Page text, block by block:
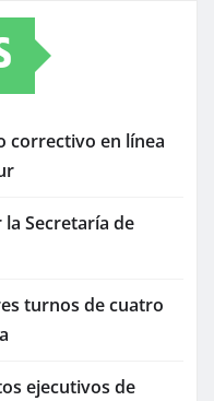
correctivo en línea
Secretaría de
turnos de cuatro
ejecutivos de